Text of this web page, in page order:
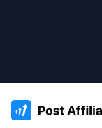
:site.title